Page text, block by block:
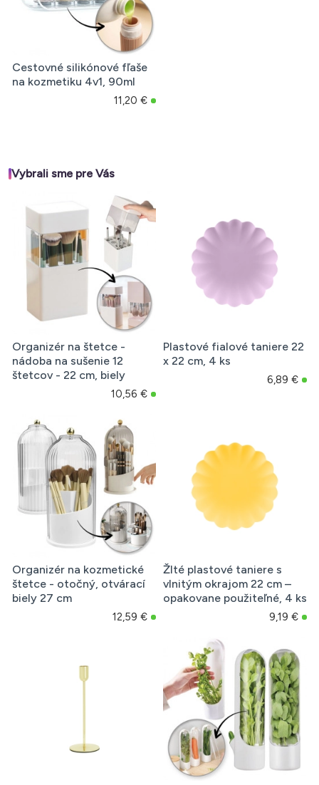
Cestovné silikónové fľaše
na kozmetiku 4v1, 90ml
11,20 €
Vybrali sme pre Vás
Organizér na štetce -
nádoba na sušenie 12
štetcov - 22 cm, biely
10,56 €
Plastové fialové taniere 22
x 22 cm, 4 ks
6,89 €
Organizér na kozmetické
štetce - otočný, otvárací
biely 27 cm
12,59 €
Žlté plastové taniere s
vlnitým okrajom 22 cm –
opakovane použiteľné, 4 ks
9,19 €